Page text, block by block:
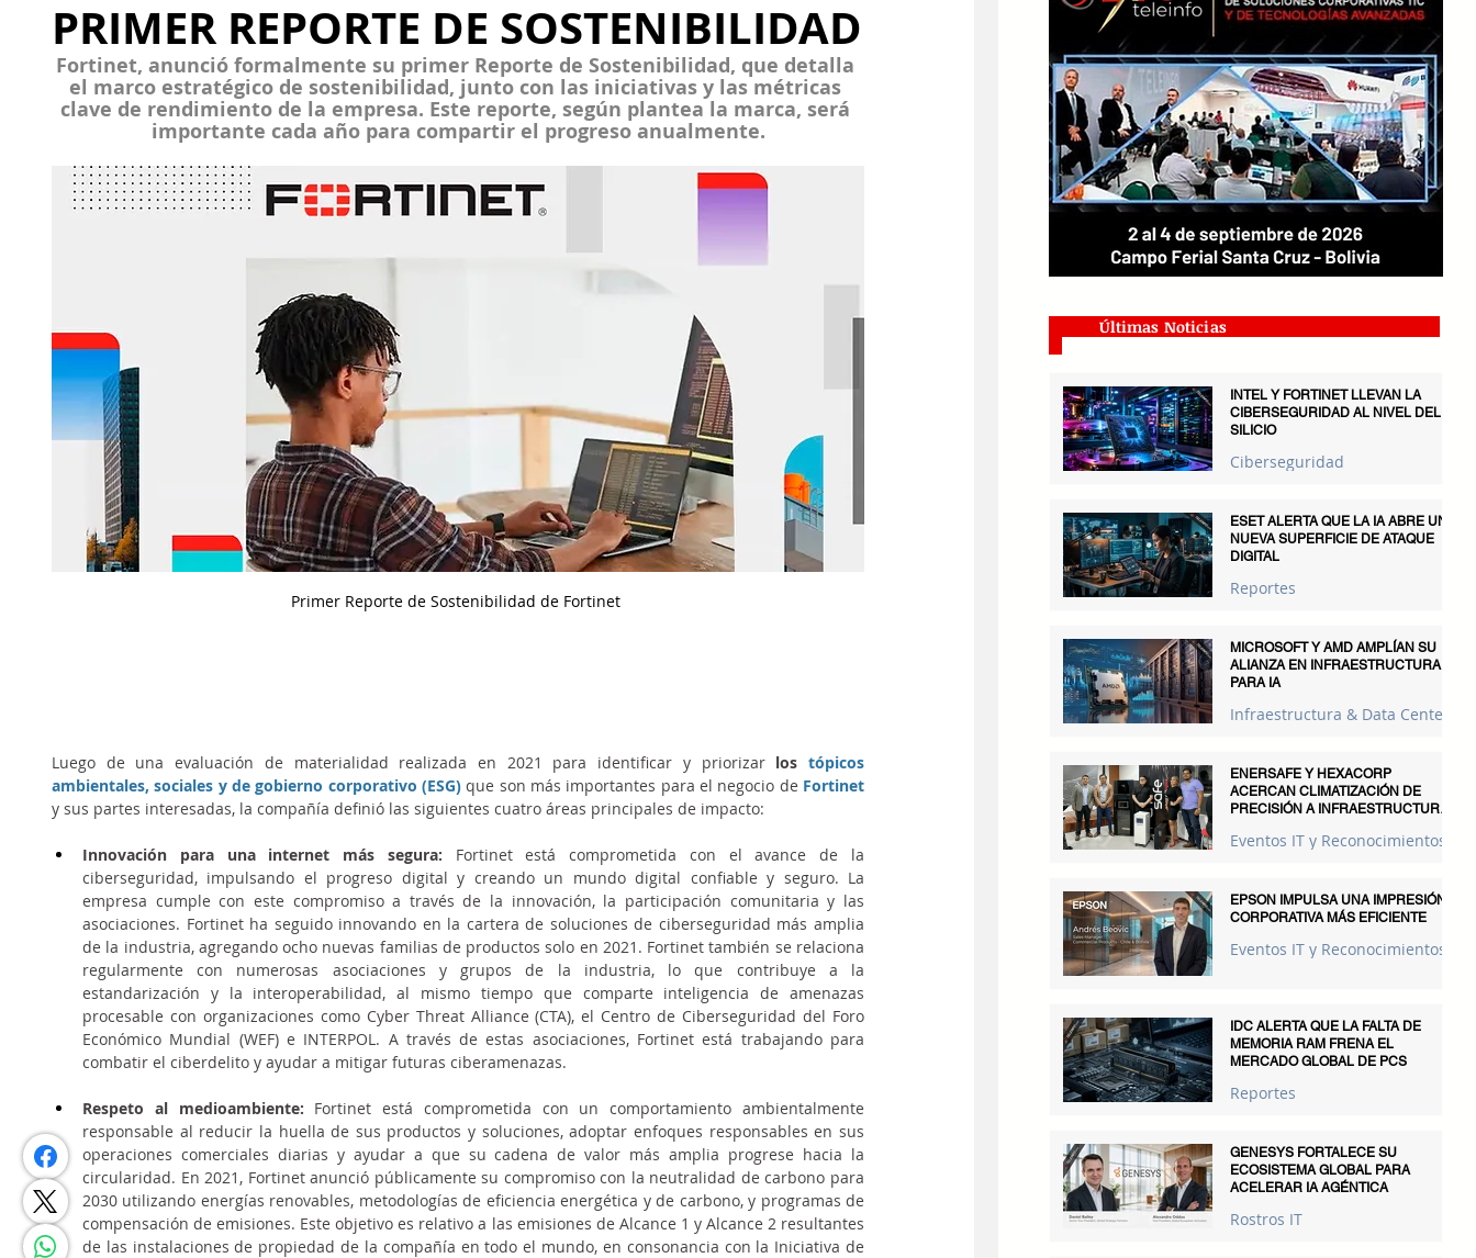
PRIMER REPORTE DE SOSTENIBILIDAD
Fortinet, anunció formalmente su primer Reporte de Sostenibilidad, que detalla
el marco estratégico de sostenibilidad, junto con las iniciativas y las métricas
clave de rendimiento de la empresa. Este reporte, según plantea la marca, será
importante cada año para compartir el progreso anualmente.
Primer Reporte de Sostenibilidad de Fortinet
Luego de una evaluación de materialidad realizada en 2021 para identificar y priorizar los tópicos
ambientales, sociales y de gobierno corporativo (ESG) que son más importantes para el negocio de Fortinet
y sus partes interesadas, la compañía definió las siguientes cuatro áreas principales de impacto:
Innovación para una internet más segura: Fortinet está comprometida con el avance de la
ciberseguridad, impulsando el progreso digital y creando un mundo digital confiable y seguro. La
empresa cumple con este compromiso a través de la innovación, la participación comunitaria y las
asociaciones. Fortinet ha seguido innovando en la cartera de soluciones de ciberseguridad más amplia
de la industria, agregando ocho nuevas familias de productos solo en 2021. Fortinet también se relaciona
regularmente con numerosas asociaciones y grupos de la industria, lo que contribuye a la
estandarización y la interoperabilidad, al mismo tiempo que comparte inteligencia de amenazas
procesable con organizaciones como Cyber Threat Alliance (CTA), el Centro de Ciberseguridad del Foro
Económico Mundial (WEF) e INTERPOL. A través de estas asociaciones, Fortinet está trabajando para
combatir el ciberdelito y ayudar a mitigar futuras ciberamenazas.
Respeto al medioambiente: Fortinet está comprometida con un comportamiento ambientalmente
responsable al reducir la huella de sus productos y soluciones, adoptar enfoques responsables en sus
operaciones comerciales diarias y ayudar a que su cadena de valor más amplia progrese hacia la
circularidad. En 2021, Fortinet anunció públicamente su compromiso con la neutralidad de carbono para
2030 utilizando energías renovables, metodologías de eficiencia energética y de carbono, y programas de
compensación de emisiones. Este objetivo es relativo a las emisiones de Alcance 1 y Alcance 2 resultantes
de las instalaciones de propiedad de la compañía en todo el mundo, en consonancia con la Iniciativa de
Últimas Noticias
INTEL Y FORTINET LLEVAN LA
CIBERSEGURIDAD AL NIVEL DEL
SILICIO
Ciberseguridad
ESET ALERTA QUE LA IA ABRE UNA
NUEVA SUPERFICIE DE ATAQUE
DIGITAL
Reportes
MICROSOFT Y AMD AMPLÍAN SU
ALIANZA EN INFRAESTRUCTURA
PARA IA
Infraestructura & Data Centers
ENERSAFE Y HEXACORP
ACERCAN CLIMATIZACIÓN DE
PRECISIÓN A INFRAESTRUCTURAS
Eventos IT y Reconocimientos
EPSON IMPULSA UNA IMPRESIÓN
CORPORATIVA MÁS EFICIENTE
Eventos IT y Reconocimientos
IDC ALERTA QUE LA FALTA DE
MEMORIA RAM FRENA EL
MERCADO GLOBAL DE PCS
Reportes
GENESYS FORTALECE SU
ECOSISTEMA GLOBAL PARA
ACELERAR IA AGÉNTICA
Rostros IT